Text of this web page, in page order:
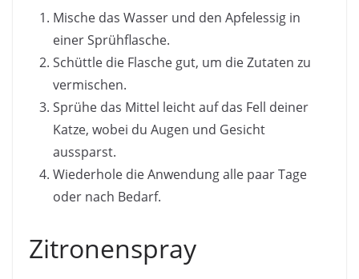
Mische das Wasser und den Apfelessig in
einer Sprühflasche.
Schüttle die Flasche gut, um die Zutaten zu
vermischen.
Sprühe das Mittel leicht auf das Fell deiner
Katze, wobei du Augen und Gesicht
aussparst.
Wiederhole die Anwendung alle paar Tage
oder nach Bedarf.
Zitronenspray